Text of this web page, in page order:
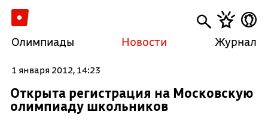
Олимпиады Новости Журнал
1 января 2012, 14:23
Открыта регистрация на Московскую
олимпиаду школьников